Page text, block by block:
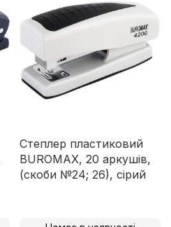
Степлер пластиковий
BUROMAX, 20 аркушів,
(скоби №24; 26), сірий